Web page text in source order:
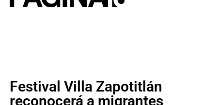
Festival Villa Zapotitlán
reconocerá a migrantes